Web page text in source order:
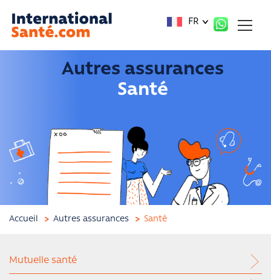
FR
Autres assurances
Santé
Accueil Autres assurances Santé
Mutuelle santé